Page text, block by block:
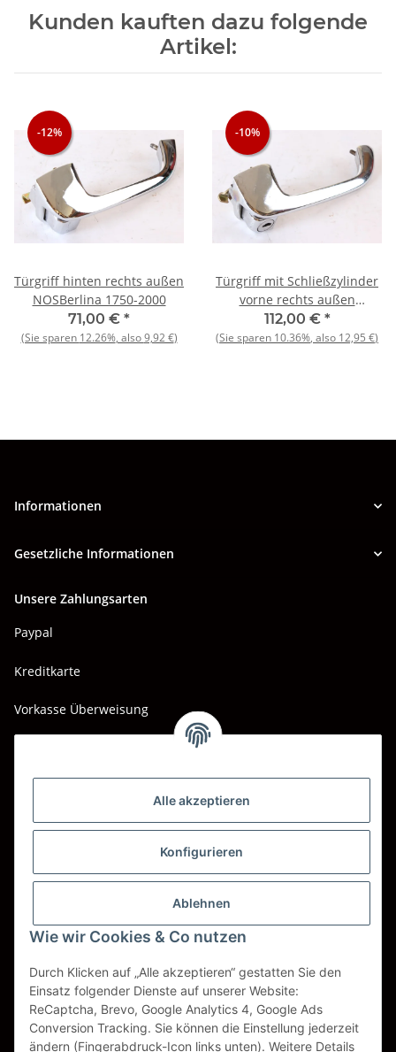
Alle akzeptieren
Konfigurieren
Ablehnen
Wie wir Cookies & Co nutzen
Durch Klicken auf „Alle akzeptieren“ gestatten Sie den
Einsatz folgender Dienste auf unserer Website:
ReCaptcha, Brevo, Google Analytics 4, Google Ads
Conversion Tracking. Sie können die Einstellung jederzeit
ändern (Fingerabdruck-Icon links unten). Weitere Details
Kunden kauften dazu folgende
Artikel:
-12%
Türgriff hinten rechts außen
NOSBerlina 1750-2000
71,00 € *
(Sie sparen 12.26%, also9,92 €)
-10%
Türgriff mit Schließzylinder
vorne rechts außen
NOS1750-2000 Berlina
112,00 € *
(Sie sparen 10.36%, also 12,95 €)
Informationen
Gesetzliche Informationen
Unsere Zahlungsarten
Paypal
Kreditkarte
Vorkasse Überweisung
Wir versenden mit
Spedition BTG
Spedition Schenker
Vertrag widerrufen